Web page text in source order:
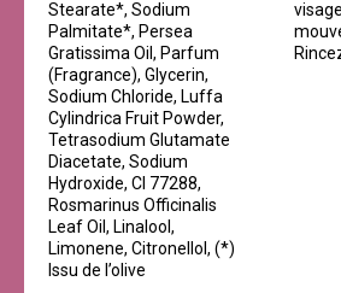
Stearate*, Sodium
Palmitate*, Persea
Gratissima Oil, Parfum
(Fragrance), Glycerin,
Sodium Chloride, Luffa
Cylindrica Fruit Powder,
Tetrasodium Glutamate
Diacetate, Sodium
Hydroxide, CI 77288,
Rosmarinus Officinalis
Leaf Oil, Linalool,
Limonene, Citronellol, (*)
Issu de l’olive